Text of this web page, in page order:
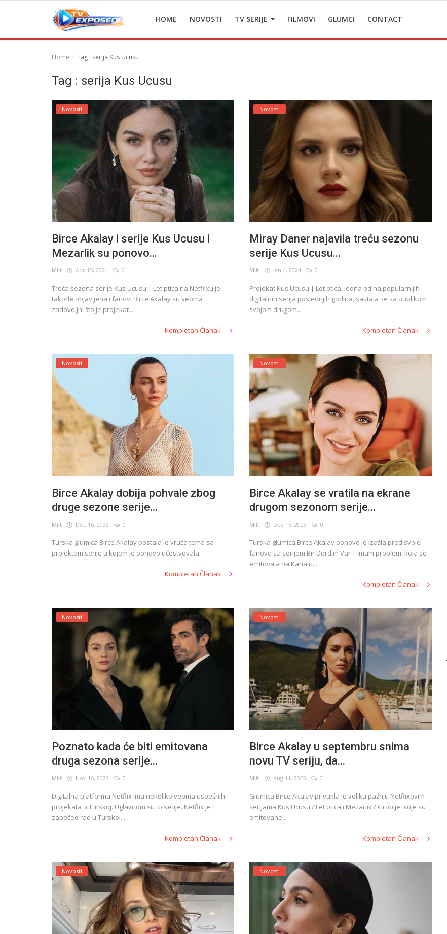
HOME NOVOSTI TV SERIJE FILMOVI GLUMCI CONTACT
Home Tag : serija Kus Ucusu
Tag : serija Kus Ucusu
Novosti
Birce Akalay i serije Kus Ucusu i
Mezarlik su ponovo...
Milt Apr 15, 2024 0
Treća sezona serije Kus Ucusu | Let ptica na Netflixu je
takođe objavljena i fanovi Birce Akalay su veoma
zadovoljni što je projekat...
Kompletan Članak
Novosti
Miray Daner najavila treću sezonu
serije Kus Ucusu...
Milt Jan 4, 2024 0
Projekat Kus Ucusu | Let ptica, jedna od najpopularnijih
digitalnih serija poslednjih godina, sastala se sa publikom
svojom drugom...
Kompletan Članak
Novosti
Birce Akalay dobija pohvale zbog
druge sezone serije...
Milt Dec 16, 2023 0
Turska glumica Birce Akalay postala je vruća tema sa
projektom serije u kojem je ponovo učestvovala.
Kompletan Članak
Novosti
Birce Akalay se vratila na ekrane
drugom sezonom serije...
Milt Dec 15, 2023 0
Turska glumica Birce Akalay ponovo je izašla pred svoje
fanove sa serijom Bir Derdim Var | Imam problem, koja se
emitovala na Kanalu...
Kompletan Članak
Novosti
Poznato kada će biti emitovana
druga sezona serije...
Milt Nov 16, 2023 0
Digitalna platforma Netflix ima nekoliko veoma uspešnih
projekata u Turskoj. Uglavnom su to serije. Netflix je i
započeo rad u Turskoj...
Kompletan Članak
Novosti
Birce Akalay u septembru snima
novu TV seriju, da...
Milt Aug 11, 2023 0
Glumica Birce Akalay privukla je veliku pažnju Netflixovim
serijama Kus Ucusu / Let ptica i Mezarlik / Groblje, koje su
emitovane...
Kompletan Članak
Novosti Novosti